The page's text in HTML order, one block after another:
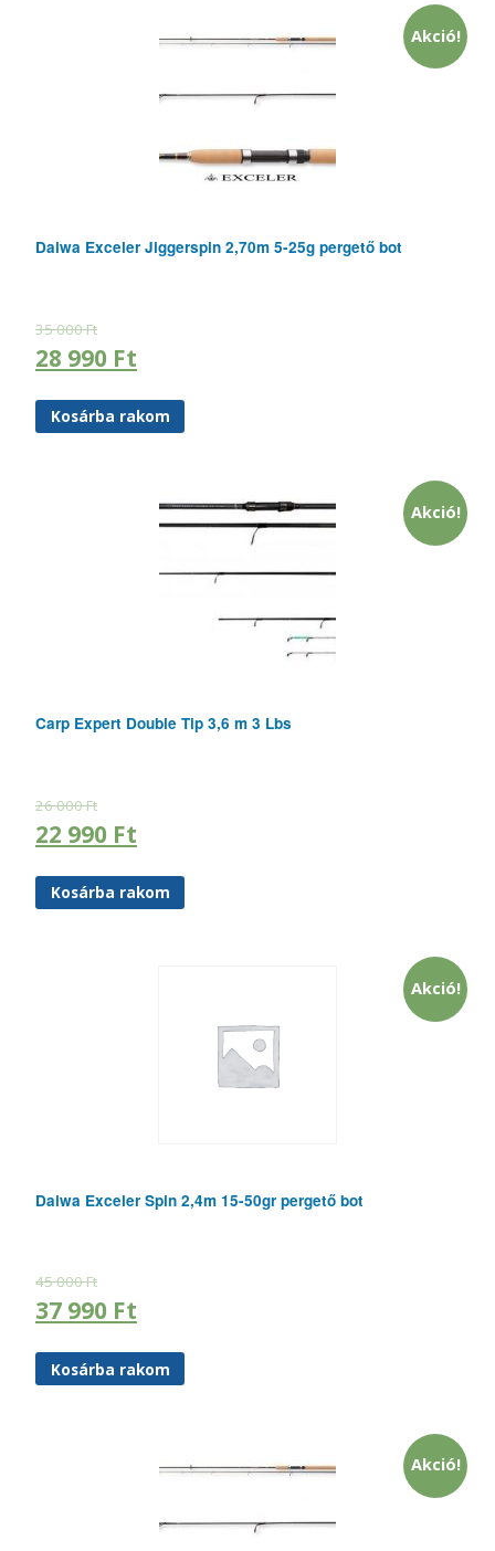
Akció!
Daiwa Exceler Jiggerspin 2,70m 5-25g pergető bot
35 000Ft
28 990 Ft
Kosárba rakom
Akció!
Carp Expert Double Tip 3,6 m 3 Lbs
26 000Ft
22 990 Ft
Kosárba rakom
Akció!
Daiwa Exceler Spin 2,4m 15-50gr pergető bot
45 000Ft
37 990 Ft
Kosárba rakom
Akció!